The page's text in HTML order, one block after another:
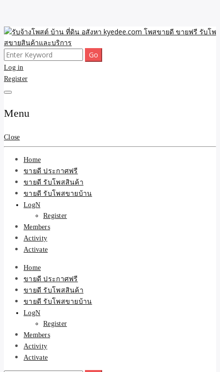
Skip
to
content
รับจ้างโพสต์ บ้าน ที่ดิน
อสังหา kyedee.com โพส
ขายดี ขายฟรี รับโพสขาย
สินค้าและบริการ
ขายดี โพสประกาศขายสินค้าฟรี บ้าน ที่ดิน อสังหา รับโพสต์ประกาศขาย
ของ รับรองผล ดีที่สุดถูกที่สุด ติดหน้าแรกกูเกืล
Search
for:
Log in
Register
Menu
Close
Home
ขายดี ประกาศฟรี
ขายดี รับโพสสินค้า
ขายดี รับโพสขายบ้าน
LogN
Register
Members
Activity
Activate
Home
ขายดี ประกาศฟรี
ขายดี รับโพสสินค้า
ขายดี รับโพสขายบ้าน
LogN
Register
Members
Activity
Activate